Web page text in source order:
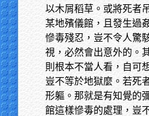
以木屑稻草。或將死者
某地殯儀館，且發生過
慘毒殘忍，豈不令人驚
視，必然會出意外的。
則根本不當人看，自可
豈不等於地獄麼。若死
形軀。那就是有知覺的
館這樣慘毒的處理，豈